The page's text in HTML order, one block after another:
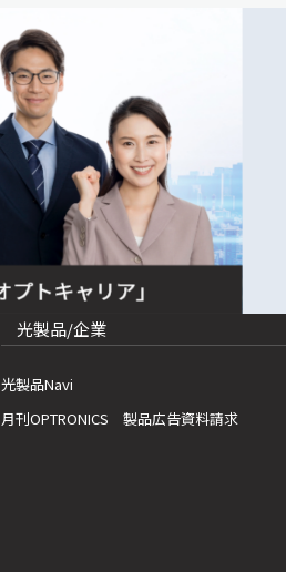
光製品/企業
光製品Navi
月刊OPTRONICS 製品広告資料請求